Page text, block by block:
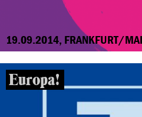
19.09.2014, FRANKFURT/
Europa!